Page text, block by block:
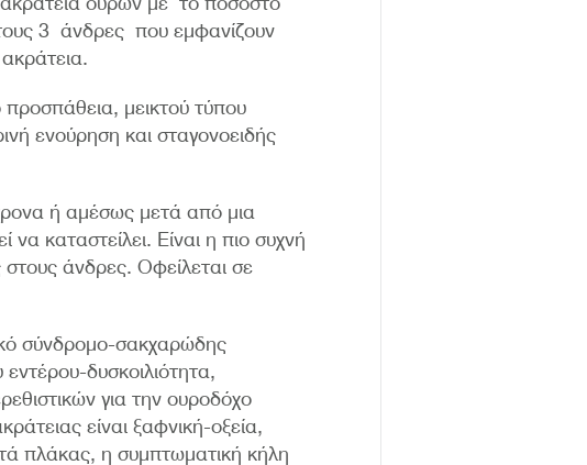
3 άνδρες που εμφανίζουν
προσπάθεια, μεικτού τύπου
ενούρηση και σταγονοειδής
ή αμέσως μετά από μια
καταστείλει. Είναι η πιο συχνή
άνδρες. Οφείλεται σε
σύνδρομο-σακχαρώδης
δυσκοιλιότητα,
για την ουροδόχο
είναι ξαφνική-οξεία,
πλάκας, η συμπτωματική κήλη